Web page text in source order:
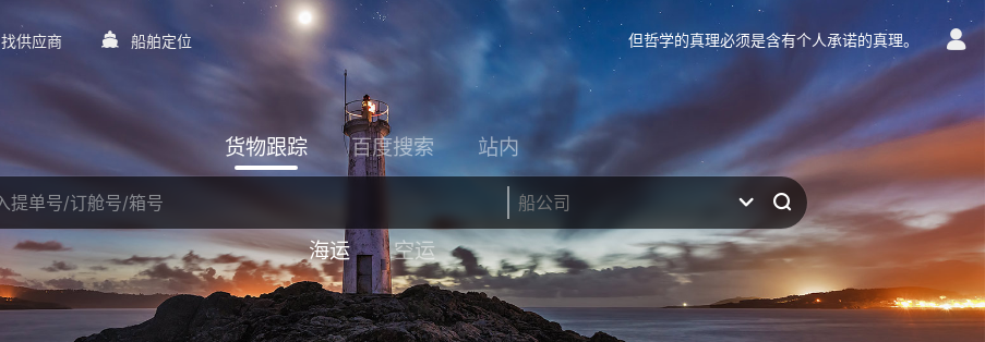
找供应商 船舶定位 但哲学的真理必须是含有个人承诺的真理。
货物跟踪 百度搜索 站内
海运 空运